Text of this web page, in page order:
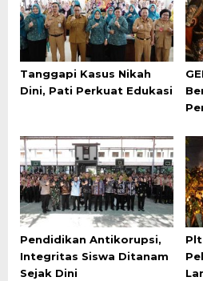
Tanggapi Kasus Nikah
Dini, Pati Perkuat Edukasi
Pendidikan Antikorupsi,
Integritas Siswa Ditanam
Sejak Dini